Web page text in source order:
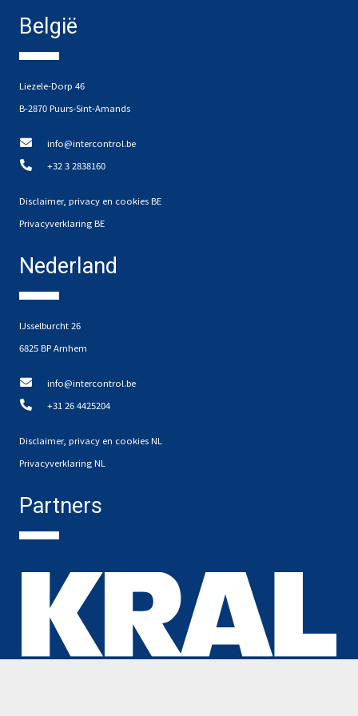
België
Liezele-Dorp 46
B-2870 Puurs-Sint-Amands
info@intercontrol.be
+32 3 2838160
Disclaimer, privacy en cookies BE
Privacyverklaring BE
Nederland
IJsselburcht 26
6825 BP Arnhem
info@intercontrol.be
+31 26 4425204
Disclaimer, privacy en cookies NL
Privacyverklaring NL
Partners